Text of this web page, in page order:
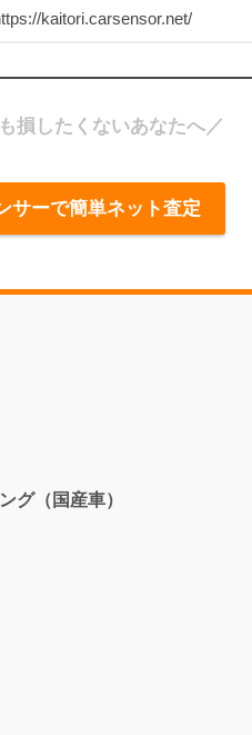
kaitori.carsensor.net/
損したくないあなたへ／
サーで簡単ネット査定
グ（国産車）